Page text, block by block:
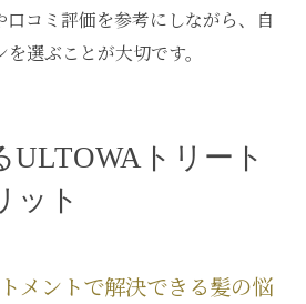
コミ評価を参考にしながら、自
選ぶことが大切です。
ULTOWAトリート
ット
メントで解決できる髪の悩